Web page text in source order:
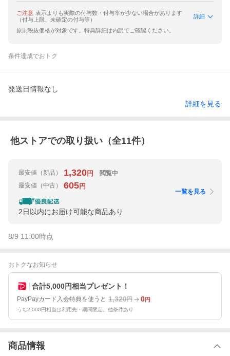
ご注意 表示よりも実際の付与数・付与率が少ない場合があります
（付与上限、未確定の付与等）
詳細
原則税抜価格が対象です。特典詳細は内訳でご確認ください。
条件達成でおトク
発送日情報なし
詳細を見る
他ストアでの取り扱い（全11件）
最安値 （新品） 1,320円
閲覧中
最安値 （中古） 605円
2日以内にお届け可能な商品あり
一覧を見る
8/9 11:00時点
おトクなお知らせ
合計5,000円相当プレゼント！
PayPayカード入会特典を使うと 1,320円 0円
うち2,000円相当は利用先・期間限定。他条件あり
商品情報